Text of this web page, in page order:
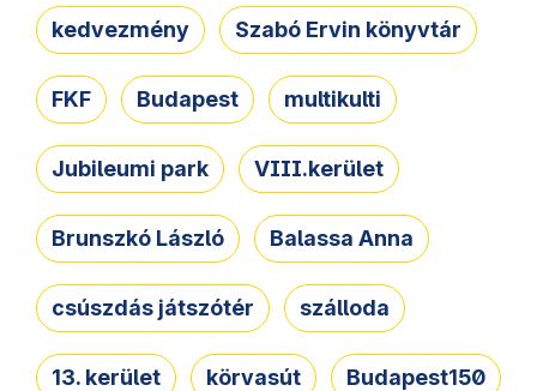
kedvezmény Szabó Ervin könyvtár
FKF Budapest multikulti
Jubileumi park VIII.kerület
Brunszkó László Balassa Anna
csúszdás játszótér szálloda
13. kerület körvasút Budapest150